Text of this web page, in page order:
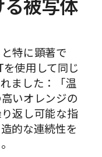
被写体
特に顕著で
使用して同じ
ました：「温
いオレンジの
返し可能な指
的な連続性を